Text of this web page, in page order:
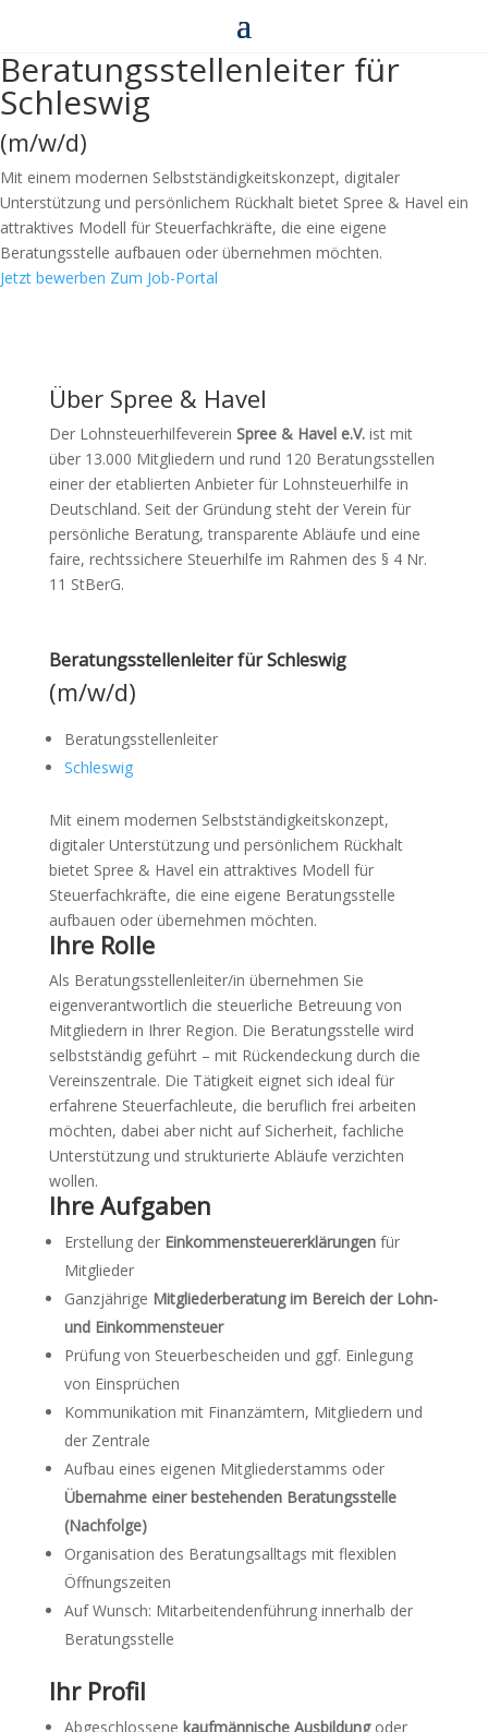
Beratungsstellenleiter für
Schleswig
(m/w/d)
Mit einem modernen Selbstständigkeitskonzept, digitaler
Unterstützung und persönlichem Rückhalt bietet Spree & Havel ein
attraktives Modell für Steuerfachkräfte, die eine eigene
Beratungsstelle aufbauen oder übernehmen möchten.
Jetzt bewerben Zum Job-Portal
Über Spree & Havel
Der Lohnsteuerhilfeverein Spree & Havel e.V.ist mit
über 13.000 Mitgliedern und rund 120 Beratungsstellen
einer der etablierten Anbieter für Lohnsteuerhilfe in
Deutschland. Seit der Gründung steht der Verein für
persönliche Beratung, transparente Abläufe und eine
faire, rechtssichere Steuerhilfe im Rahmen des § 4 Nr.
11 StBerG.
Beratungsstellenleiter für Schleswig
(m/w/d)
Beratungsstellenleiter
Schleswig
Mit einem modernen Selbstständigkeitskonzept,
digitaler Unterstützung und persönlichem Rückhalt
bietet Spree & Havel ein attraktives Modell für
Steuerfachkräfte, die eine eigene Beratungsstelle
aufbauen oder übernehmen möchten.
Ihre Rolle
Als Beratungsstellenleiter/in übernehmen Sie
eigenverantwortlich die steuerliche Betreuung von
Mitgliedern in Ihrer Region. Die Beratungsstelle wird
selbstständig geführt – mit Rückendeckung durch die
Vereinszentrale. Die Tätigkeit eignet sich ideal für
erfahrene Steuerfachleute, die beruflich frei arbeiten
möchten, dabei aber nicht auf Sicherheit, fachliche
Unterstützung und strukturierte Abläufe verzichten
wollen.
Ihre Aufgaben
Erstellung der Einkommensteuererklärungenfür
Mitglieder
Ganzjährige Mitgliederberatung im Bereich der Lohn-
und Einkommensteuer
Prüfung von Steuerbescheiden und ggf. Einlegung
von Einsprüchen
Kommunikation mit Finanzämtern, Mitgliedern und
der Zentrale
Aufbau eines eigenen Mitgliederstamms oder
Übernahme einer bestehenden Beratungsstelle
(Nachfolge)
Organisation des Beratungsalltags mit flexiblen
Öffnungszeiten
Auf Wunsch: Mitarbeitendenführung innerhalb der
Beratungsstelle
Ihr Profil
Abgeschlossene kaufmännische Ausbildungoder